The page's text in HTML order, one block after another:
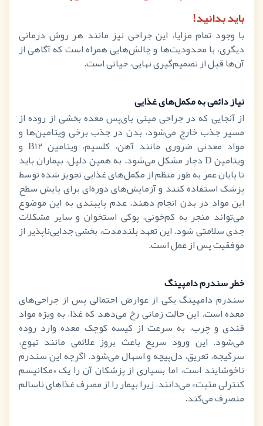
باید بدانید!
با وجود تمام مزایا، این جراحی نیز مانند هر روش درمانی
دیگری، با محدودیت‌ها و چالش‌هایی همراه است که آگاهی از
آن‌ها قبل از تصمیم‌گیری نهایی، حیاتی است.
نیاز دائمی به مکمل‌های غذایی
از آنجایی که در جراحی مینی بای‌پس معده بخشی از روده از
مسیر جذب خارج می‌شود، بدن در جذب برخی ویتامین‌ها و
مواد معدنی ضروری مانند آهن، کلسیم، ویتامین B12 و
ویتامینDدچار مشکل می‌شود. به همین دلیل، بیماران باید
تا پایان عمر به طور منظم از مکمل‌های غذایی تجویز شده توسط
پزشک استفاده کنند و آزمایش‌های دوره‌ای برای پایش سطح
این مواد در بدن انجام دهند. عدم پایبندی به این موضوع
می‌تواند منجر به کم‌خونی، پوکی استخوان و سایر مشکلات
جدی سلامتی شود. این تعهد بلندمدت، بخشی جدایی‌ناپذیر از
موفقیت پس از عمل است.
خطر سندرم دامپینگ
سندرم دامپینگ یکی از عوارض احتمالی پس از جراحی‌های
معده است. این حالت زمانی رخ می‌دهد که غذا، به ویژه مواد
قندی و چرب، به سرعت از کیسه کوچک معده وارد روده
می‌شود. این ورود سریع باعث بروز علائمی مانند تهوع،
سرگیجه، تعریق، دل‌پیچه و اسهال می‌شود. اگرچه این سندرم
ناخوشایند است، اما بسیاری از پزشکان آن را یک «مکانیسم
کنترلی مثبت» می‌دانند، زیرا بیمار را از مصرف غذاهای ناسالم
منصرف می‌کند.